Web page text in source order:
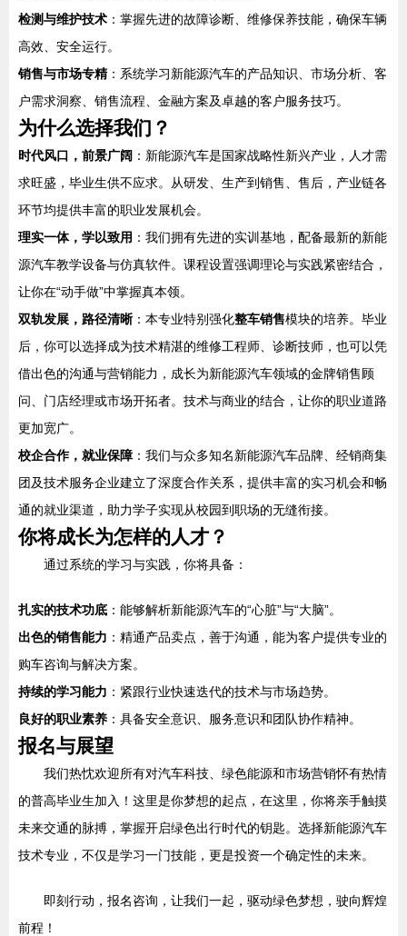
检测与维护技术 ：掌握先进的故障诊断、维修保养技能，确保车辆
高效、安全运行。
销售与市场专精：系统学习新能源汽车的产品知识、市场分析、客
户需求洞察、销售流程、金融方案及卓越的客户服务技巧。
为什么选择我们？
时代风口，前景广阔 ：新能源汽车是国家战略性新兴产业，人才需
求旺盛，毕业生供不应求。从研发、生产到销售、售后，产业链各
环节均提供丰富的职业发展机会。
理实一体，学以致用 ：我们拥有先进的实训基地，配备最新的新能
源汽车教学设备与仿真软件。课程设置强调理论与实践紧密结合，
让你在“动手做”中掌握真本领。
双轨发展，路径清晰：本专业特别强化整车销售模块的培养。毕业
后，你可以选择成为技术精湛的维修工程师、诊断技师，也可以凭
借出色的沟通与营销能力，成长为新能源汽车领域的金牌销售顾
问、门店经理或市场开拓者。技术与商业的结合，让你的职业道路
更加宽广。
校企合作，就业保障 ：我们与众多知名新能源汽车品牌、经销商集
团及技术服务企业建立了深度合作关系，提供丰富的实习机会和畅
通的就业渠道，助力学子实现从校园到职场的无缝衔接。
你将成长为怎样的人才？
通过系统的学习与实践，你将具备：
扎实的技术功底 ：能够解析新能源汽车的“心脏”与“大脑”。
出色的销售能力 ：精通产品卖点，善于沟通，能为客户提供专业的
购车咨询与解决方案。
持续的学习能力 ：紧跟行业快速迭代的技术与市场趋势。
良好的职业素养 ：具备安全意识、服务意识和团队协作精神。
报名与展望
我们热忱欢迎所有对汽车科技、绿色能源和市场营销怀有热情
的普高毕业生加入！这里是你梦想的起点，在这里，你将亲手触摸
未来交通的脉搏，掌握开启绿色出行时代的钥匙。选择新能源汽车
技术专业，不仅是学习一门技能，更是投资一个确定性的未来。
即刻行动，报名咨询，让我们一起，驱动绿色梦想，驶向辉煌
前程！